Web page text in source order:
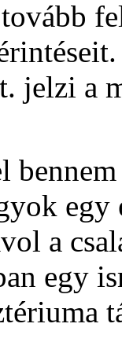
jelzi a
egy
a
egy